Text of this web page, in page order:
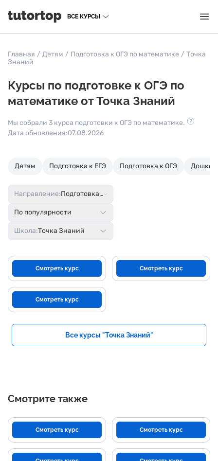
ВСЕ КУРСЫ
Главная / Детям / Подготовка к ОГЭ по математике / Точка
Знаний
Курсы по подготовке к ОГЭ по
математике от Точка Знаний
Мы собрали 3 курса подготовки к ОГЭ по математике.
Дата обновления:07.08.2026
Детям Подготовка к ЕГЭ Подготовка к ОГЭ
Школа:Точка Знаний
По популярности
Направление:Подготовка к ОГЭ по математике
Смотреть курс Смотреть курс
Смотреть курс
Все курсы "Точка Знаний"
Смотрите также
Смотреть курс Смотреть курс